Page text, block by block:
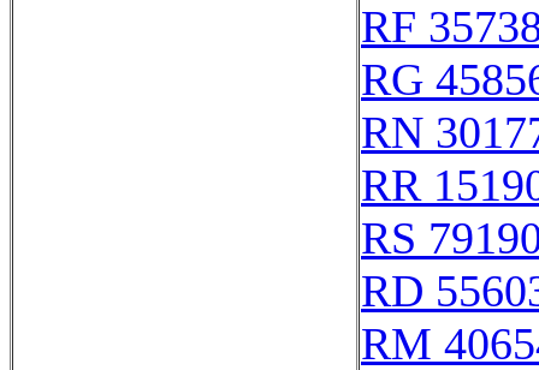
RF
RG
RN
RR
RS
RD
RM